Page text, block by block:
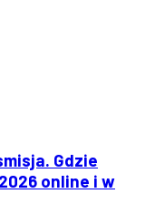
Gdzie
online i w